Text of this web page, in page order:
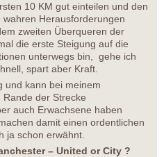
10 KM gut einteilen und den
Herausforderungen
zweiten Überqueren der
die erste Steigung auf die
unterwegs bin, gehe ich
spart aber Kraft.
und kann bei meinem
der Strecke
auch Erwachsene haben
damit einen ordentlichen
ja schon erwähnt.
– United or City ?